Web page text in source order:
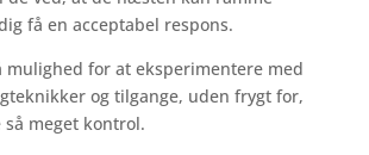
få en acceptabel respons.
mulighed for at eksperimentere med
og tilgange, uden frygt for,
meget kontrol.